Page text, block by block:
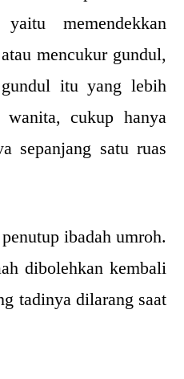
memendekkan
mencukur gundul,
itu yang lebih
cukup hanya
sepanjang satu ruas
ibadah umroh.
dibolehkan kembali
tadinya dilarang saat